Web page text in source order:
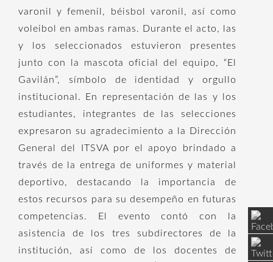
varonil y femenil, béisbol varonil, así como
voleibol en ambas ramas. Durante el acto, las
y los seleccionados estuvieron presentes
junto con la mascota oficial del equipo, “El
Gavilán”, símbolo de identidad y orgullo
institucional. En representación de las y los
estudiantes, integrantes de las selecciones
expresaron su agradecimiento a la Dirección
General del ITSVA por el apoyo brindado a
través de la entrega de uniformes y material
deportivo, destacando la importancia de
estos recursos para su desempeño en futuras
competencias. El evento contó con la
asistencia de los tres subdirectores de la
institución, así como de los docentes de